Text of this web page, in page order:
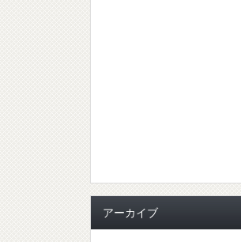
アーカイブ